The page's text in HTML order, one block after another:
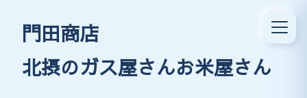
門田商店
北摂のガス屋さんお米屋さん